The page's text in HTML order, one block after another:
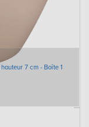
7 cm - Boîte 1